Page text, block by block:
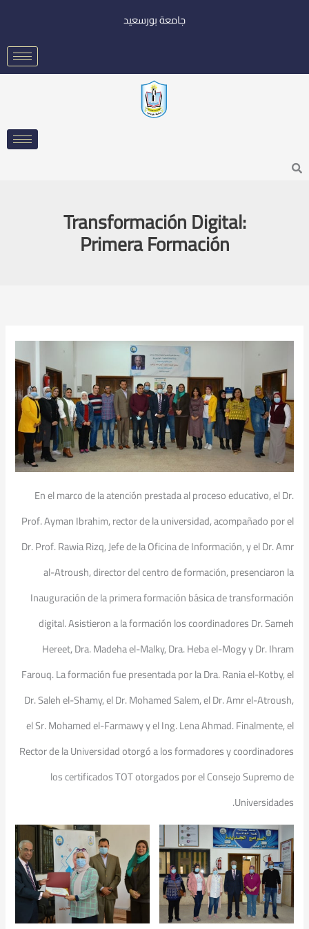
جامعة بورسعيد
Search
Transformación Digital:
Primera Formación
En el marco de la atención prestada al proceso educativo, el Dr.
Prof. Ayman Ibrahim, rector de la universidad, acompañado por el
Dr. Prof. Rawia Rizq, Jefe de la Oficina de Información, y el Dr. Amr
al-Atroush, director del centro de formación, presenciaron la
Inauguración de la primera formación básica de transformación
digital. Asistieron a la formación los coordinadores Dr. Sameh
Hereet, Dra. Madeha el-Malky, Dra. Heba el-Mogy y Dr. Ihram
Farouq. La formación fue presentada por la Dra. Rania el-Kotby, el
Dr. Saleh el-Shamy, el Dr. Mohamed Salem, el Dr. Amr el-Atroush,
el Sr. Mohamed el-Farmawy y el Ing. Lena Ahmad. Finalmente, el
Rector de la Universidad otorgó a los formadores y coordinadores
los certificados TOT otorgados por el Consejo Supremo de
Universidades.